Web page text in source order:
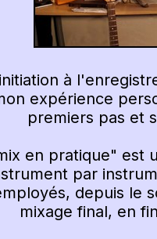
à
expérience
premiers pas et
en pratique" est
par
depuis le
mixage final, en